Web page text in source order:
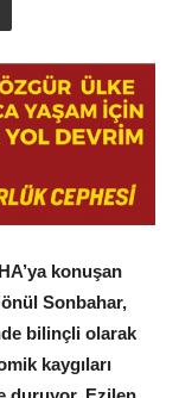
konuşan
Sonbahar,
bilinçli olarak
kaygıları